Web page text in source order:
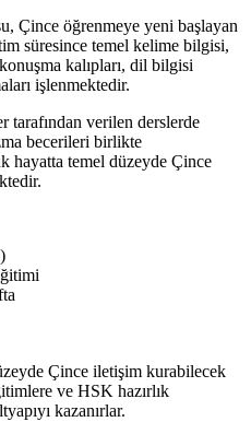
Çince öğrenmeye yeni başlayan
süresince temel kelime bilgisi,
kalıpları, dil bilgisi
işlenmektedir.
tarafından verilen derslerde
becerileri birlikte
hayatta temel düzeyde Çince
Çince iletişim kurabilecek
ve HSK hazırlık
kazanırlar.